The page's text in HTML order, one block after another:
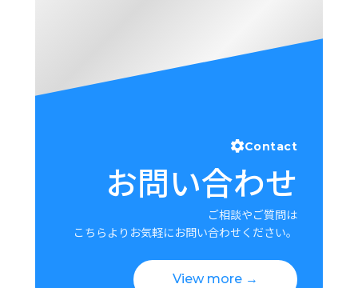
Contact
お問い合わせ
ご相談やご質問は
こちらよりお気軽にお問い合わせください。
View more →